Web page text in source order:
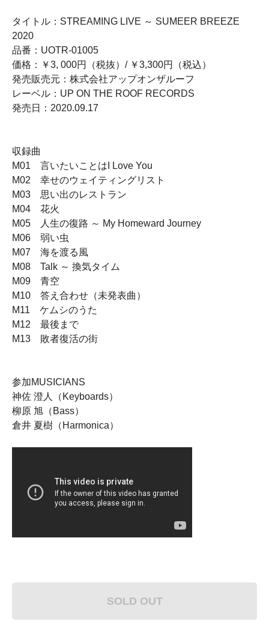
タイトル：STREAMING LIVE ～ SUMEER BREEZE
2020
品番：UOTR-01005
価格：￥3, 000円（税抜）/ ￥3,300円（税込）
発売販売元：株式会社アップオンザルーフ
レーベル：UP ON THE ROOF RECORDS
発売日：2020.09.17
収録曲
M01 言いたいことはI Love You
M02 幸せのウェイティングリスト
M03 思い出のレストラン
M04 花火
M05 人生の復路 ～ My Homeward Journey
M06 弱い虫
M07 海を渡る風
M08 Talk ～ 換気タイム
M09 青空
M10 答え合わせ（未発表曲）
M11 ケムシのうた
M12 最後まで
M13 敗者復活の街
参加MUSICIANS
神佐 澄人（Keyboards）
柳原 旭（Bass）
倉井 夏樹（Harmonica）
SOLD OUT